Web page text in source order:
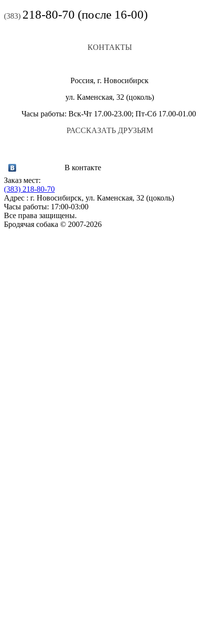
(383) 218-80-70 (после 16-00)
КОНТАКТЫ
Россия, г. Новосибирск
ул. Каменская, 32 (цоколь)
Часы работы: Вск-Чт 17.00-23.00; Пт-Сб 17.00-01.00
РАССКАЗАТЬ ДРУЗЬЯМ
В контакте
Заказ мест:
(383) 218-80-70
Адрес : г. Новосибирск, ул. Каменская, 32 (цоколь)
Часы работы: 17:00-03:00
Все права защищены.
Бродячая собака © 2007-2026